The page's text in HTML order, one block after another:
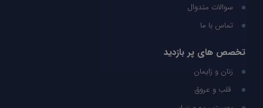
سوالات متدوال
تماس با ما
تخصص های پر بازدید
زنان و زایمان
قلب و عروق